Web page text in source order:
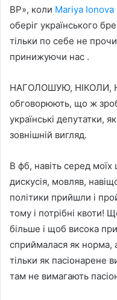
ВР», коли Mariya Ionova
оберіг українського
тільки по себе не
принижуючи нас .
НАГОЛОШУЮ, НІКОЛИ,
обговорюють, що ж
українські депутатки,
зовнішній вигляд.
В фб, навіть серед
дискусія, мовляв,
політики прийшли і
тому і потрібні квоти!
більше і щоб висока
сприймалася як норма,
тільки як пасіонарене
там не вимагають